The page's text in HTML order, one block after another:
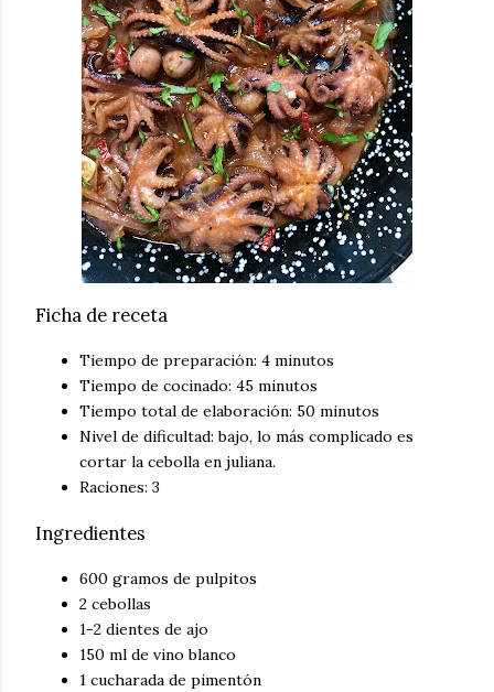
Ficha de receta
Tiempo de preparación: 4 minutos
Tiempo de cocinado: 45 minutos
Tiempo total de elaboración: 50 minutos
Nivel de dificultad: bajo, lo más complicado es
cortar la cebolla en juliana.
Raciones: 3
Ingredientes
600 gramos de pulpitos
2 cebollas
1-2 dientes de ajo
150 ml de vino blanco
1 cucharada de pimentón